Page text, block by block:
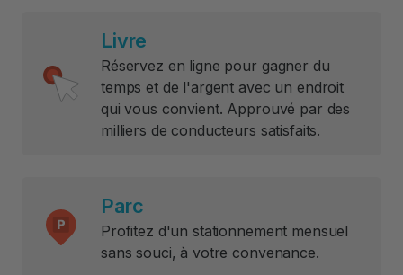
Livre
Réservez en ligne pour gagner du
temps et de l'argent avec un endroit
qui vous convient. Approuvé par des
milliers de conducteurs satisfaits.
Parc
Profitez d'un stationnement mensuel
sans souci, à votre convenance.